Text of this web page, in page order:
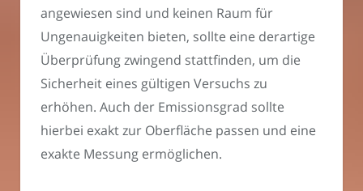
angewiesen sind und keinen Raum für
Ungenauigkeiten bieten, sollte eine derartige
Überprüfung zwingend stattfinden, um die
Sicherheit eines gültigen Versuchs zu
erhöhen. Auch der Emissionsgrad sollte
hierbei exakt zur Oberfläche passen und eine
exakte Messung ermöglichen.